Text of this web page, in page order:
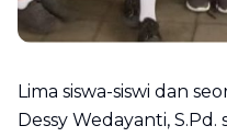
Lima siswa-siswi dan
Dessy Wedayanti,